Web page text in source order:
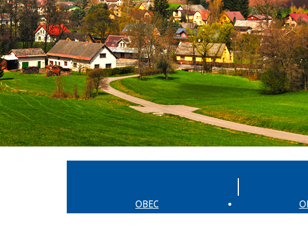
OBEC